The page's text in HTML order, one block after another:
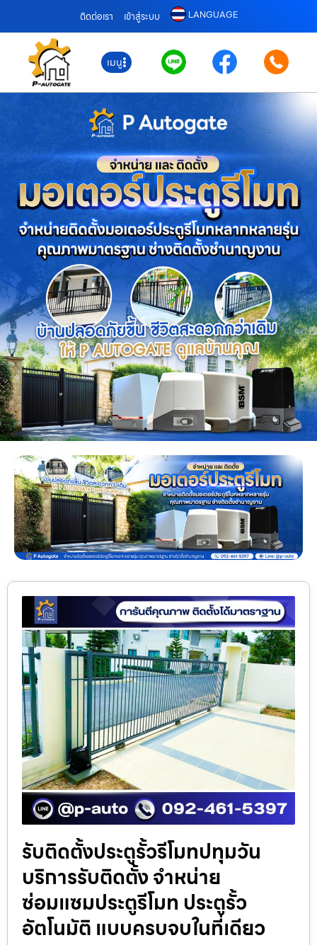
ติดต่อเรา เข้าสู่ระบบ LANGUAGE
เมนู
รับติดตั้งประตูรั้วรีโมทปทุมวัน
บริการรับติดตั้ง จำหน่าย
ซ่อมแซมประตูรีโมท ประตูรั้ว
อัตโนมัติ แบบครบจบในที่เดียว